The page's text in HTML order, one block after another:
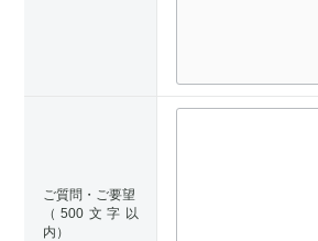
ご質問・ご要望
（500文字以
内）